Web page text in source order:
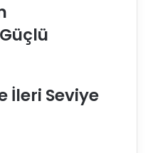
İleri Seviye